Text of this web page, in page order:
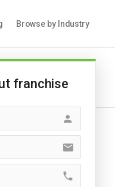
Browse by Industry
franchise